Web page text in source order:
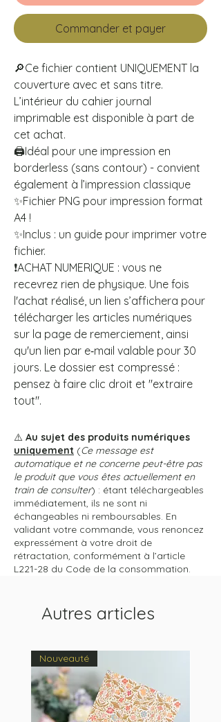
Commander et payer
🔎Ce fichier contient UNIQUEMENT la
couverture avec et sans titre.
L’intérieur du cahier journal
imprimable est disponible à part de
cet achat.
🖨️Idéal pour une impression en
borderless (sans contour) - convient
également à l’impression classique
✨Fichier PNG pour impression format
A4 !
✨Inclus : un guide pour imprimer votre
fichier.
❗ACHAT NUMERIQUE : vous ne
recevrez rien de physique. Une fois
l'achat réalisé, un lien s’affichera pour
télécharger les articles numériques
sur la page de remerciement, ainsi
qu'un lien par e‑mail valable pour 30
jours. Le dossier est compressé :
pensez à faire clic droit et "extraire
tout".
⚠️ Au sujet des produits numériques
uniquement (Ce message est
automatique et ne concerne peut-être pas
le produit que vous êtes actuellement en
train de consulter) : étant téléchargeables
immédiatement, ils ne sont ni
échangeables ni remboursables. En
validant votre commande, vous renoncez
expressément à votre droit de
rétractation, conformément à l’article
L221-28 du Code de la consommation.
Autres articles
Nouveauté